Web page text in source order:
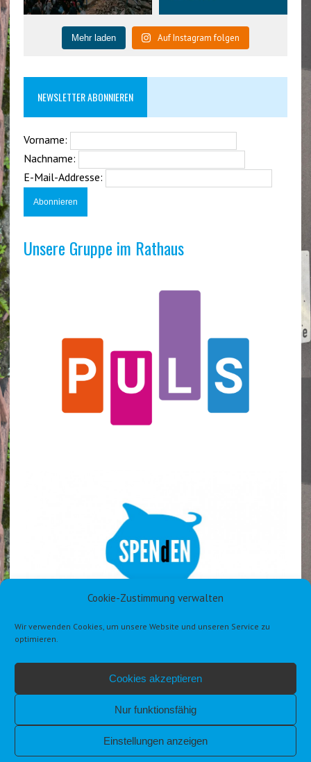
Cookie-Zustimmung verwalten
Wir verwenden Cookies, um unsere Website und unseren Service zu
optimieren.
Cookies akzeptieren
Nur funktionsfähig
Einstellungen anzeigen
Mehr laden Auf Instagram folgen
NEWSLETTER ABONNIEREN
Vorname:
Nachname:
E-Mail-Addresse:
Unsere Gruppe im Rathaus
DATENSCHUTZERKLÄRUNG DSGVO
COOKIE-RICHTLINIE (EU)
ALLGEMEINE GESCHÄFTSBEDINGUNGEN